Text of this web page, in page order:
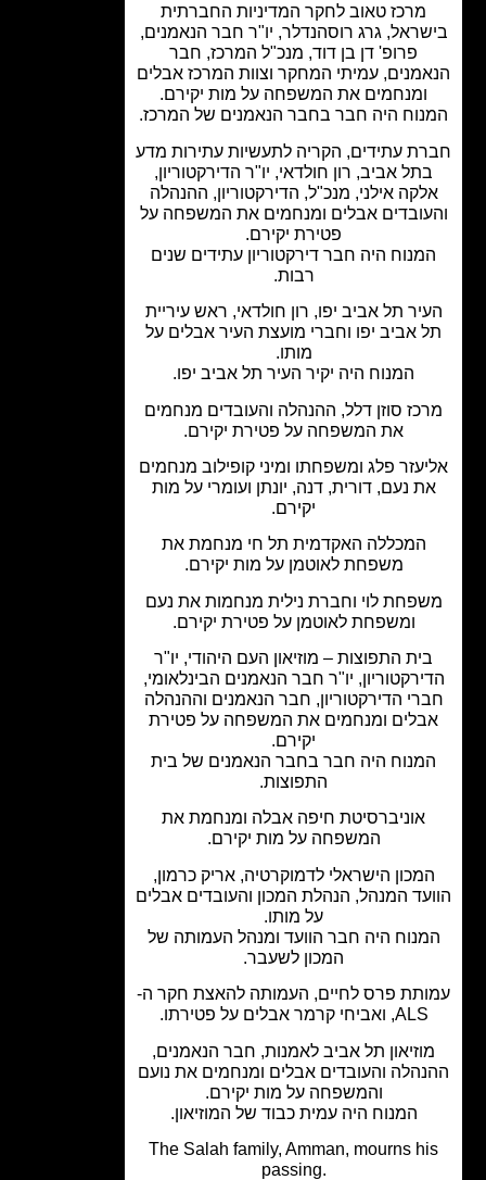
מרכז טאוב לחקר המדיניות החברתית
גרג רוסהנדלר, יו"ר חבר הנאמנים,
פרופ' דן בן דוד, מנכ"ל המרכז, חבר
עמיתי המחקר וצוות המרכז אבלים
ומנחמים את המשפחה על מות יקירם.
היה חבר בחבר הנאמנים של המרכז.
עתידים, הקריה לתעשיות עתירות מדע
אביב, רון חולדאי, יו"ר הדירקטוריון,
אילני, מנכ"ל, הדירקטוריון, ההנהלה
אבלים ומנחמים את המשפחה על
פטירת יקירם.
היה חבר דירקטוריון עתידים שנים
תל אביב יפו, רון חולדאי, ראש עיריית
אביב יפו וחברי מועצת העיר אבלים על
המנוח היה יקיר העיר תל אביב יפו.
סוזן דלל, ההנהלה והעובדים מנחמים
את המשפחה על פטירת יקירם.
פלג ומשפחתו ומיני קופילוב מנחמים
נעם, דורית, דנה, יונתן ועומרי על מות
המכללה האקדמית תל חי מנחמת את
משפחת לאוטמן על מות יקירם.
לוי וחברת נילית מנחמות את נעם
ומשפחת לאוטמן על פטירת יקירם.
התפוצות – מוזיאון העם היהודי, יו"ר
יו"ר חבר הנאמנים הבינלאומי,
הדירקטוריון, חבר הנאמנים וההנהלה
ומנחמים את המשפחה על פטירת
היה חבר בחבר הנאמנים של בית
התפוצות.
אוניברסיטת חיפה אבלה ומנחמת את
המשפחה על מות יקירם.
הישראלי לדמוקרטיה, אריק כרמון,
המנהל, הנהלת המכון והעובדים אבלים
על מותו.
היה חבר הוועד ומנהל העמותה של
המכון לשעבר.
פרס לחיים, העמותה להאצת חקר ה-
תל אביב לאמנות, חבר הנאמנים,
והעובדים אבלים ומנחמים את נועם
והמשפחה על מות יקירם.
המנוח היה עמית כבוד של המוזיאון.
The Salah family, Amman, mourns
passing.